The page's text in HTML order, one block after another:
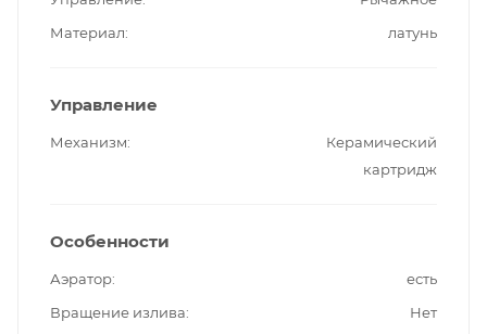
Материал
латунь
Управление
Механизм
Керамический
картридж
Особенности
Аэратор
есть
Вращение излива
Нет